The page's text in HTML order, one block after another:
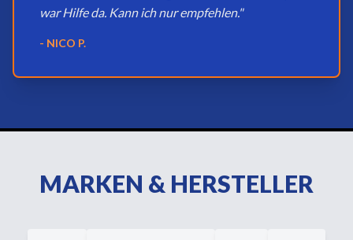
war Hilfe da. Kann ich nur empfehlen."
- NICO P.
MARKEN & HERSTELLER